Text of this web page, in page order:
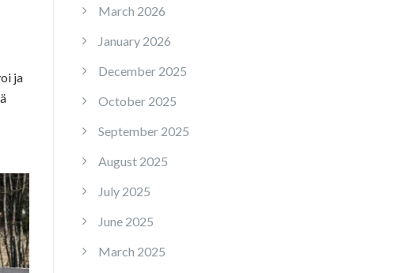
ja
March 2026
January 2026
December 2025
October 2025
September 2025
August 2025
July 2025
June 2025
March 2025